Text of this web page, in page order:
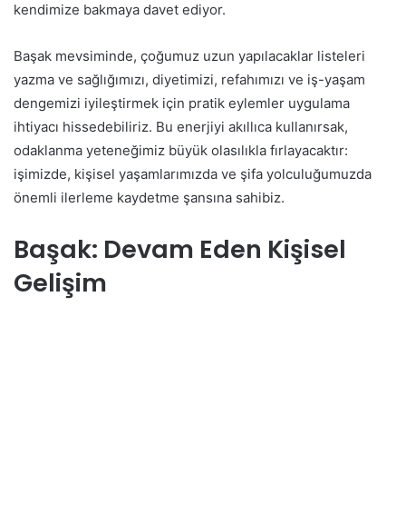
kendimize bakmaya davet ediyor.
Başak mevsiminde, çoğumuz uzun yapılacaklar listeleri
yazma ve sağlığımızı, diyetimizi, refahımızı ve iş-yaşam
dengemizi iyileştirmek için pratik eylemler uygulama
ihtiyacı hissedebiliriz. Bu enerjiyi akıllıca kullanırsak,
odaklanma yeteneğimiz büyük olasılıkla fırlayacaktır:
işimizde, kişisel yaşamlarımızda ve şifa yolculuğumuzda
önemli ilerleme kaydetme şansına sahibiz.
Başak: Devam Eden Kişisel
Gelişim